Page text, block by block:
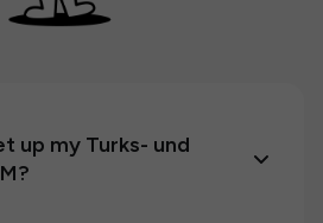
up my Turks- und